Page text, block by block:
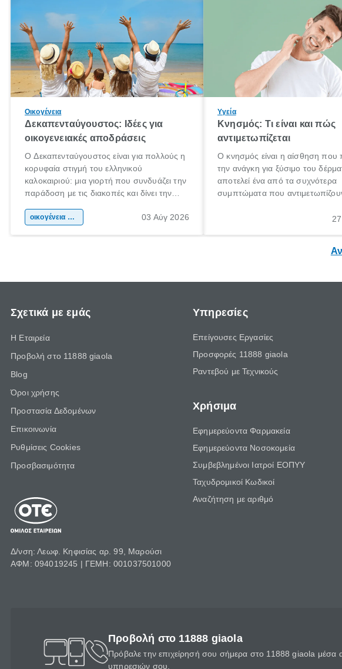
Οικογένεια
Δεκαπενταύγουστος: Ιδέες για
οικογενειακές αποδράσεις
Ο Δεκαπενταύγουστος είναι για πολλούς η
κορυφαία στιγμή του ελληνικού
καλοκαιριού: μια γιορτή που συνδυάζει την
παράδοση με τις διακοπές και δίνει την
χώρας. Είτε πρόκειται για λίγες μέρες
οικογένεια & παιδί 03 Αύγ 2026
Υγεία
Κνησμός: Τι είναι και πώς
αντιμετωπίζεται
Ο κνησμός είναι η αίσθηση που
την ανάγκη για ξύσιμο του
αποτελεί ένα από τα συχνότερα
συμπτώματα που
πληροφορίες για το «κνησμός τι
Σχετικά με εμάς
Η Εταιρεία
Προβολή στο 11888 giaola
Blog
Όροι χρήσης
Προστασία Δεδομένων
Επικοινωνία
Ρυθμίσεις Cookies
Προσβασιμότητα
Δ/νση: Λεωφ. Κηφισίας αρ. 99, Μαρούσι
ΑΦΜ: 094019245 | ΓΕΜΗ: 001037501000
Υπηρεσίες
Επείγουσες Εργασίες
Προσφορές 11888 giaola
Ραντεβού με Τεχνικούς
Χρήσιμα
Εφημερεύοντα Φαρμακεία
Εφημερεύοντα Νοσοκομεία
Συμβεβλημένοι Ιατροί ΕΟΠΥΥ
Ταχυδρομικοί Κωδικοί
Αναζήτηση με αριθμό
Προβολή στο 11888 giaola
Πρόβαλε την επιχείρησή σου σήμερα στο 11888 giaola μέσα
υπηρεσιών σου.